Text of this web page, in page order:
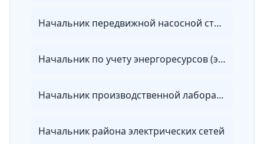
Начальник передвижной насосной станции
Начальник по учету энергоресурсов (энергетики)
Начальник производственной лаборатории организации электроэнергетики
Начальник района электрических сетей